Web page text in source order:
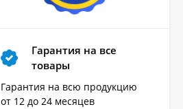
Гарантия на все
товары
Гарантия на всю продукцию
от 12 до 24 месяцев